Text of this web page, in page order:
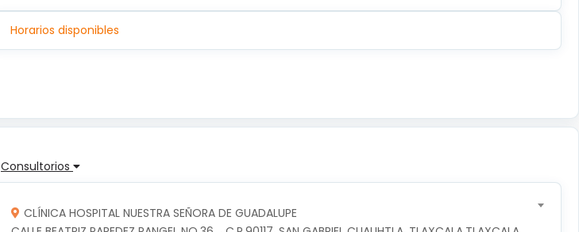
Horarios disponibles
Consultorios
CLÍNICA HOSPITAL NUESTRA SEÑORA DE GUADALUPE